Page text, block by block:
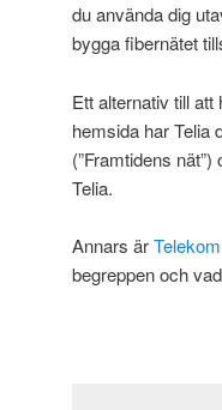
du använda dig
bygga fibernätet
Ett alternativ till att
hemsida har Telia
(”Framtidens nät”)
Telia.
Annars är
begreppen och